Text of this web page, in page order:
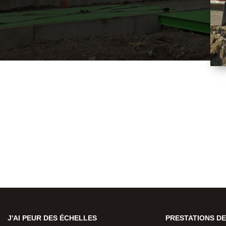
J'AI PEUR DES ÉCHELLES PRESTATIONS